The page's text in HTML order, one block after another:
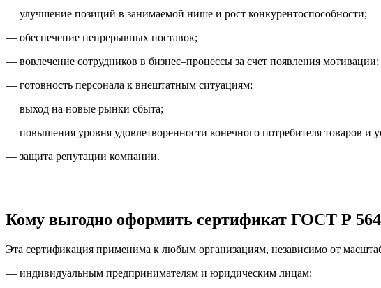
— улучшение позиций в занимаемой нише и рост конкурентоспособности;
— обеспечение непрерывных поставок;
— вовлечение сотрудников в бизнес–процессы за счет появления мотивации;
— готовность персонала к внештатным ситуациям;
— выход на новые рынки сбыта;
— повышения уровня удовлетворенности конечного потребителя товаров и
— защита репутации компании.
Кому выгодно оформить сертификат ГОСТ Р
Эта сертификация применима к любым организациям, независимо от
— индивидуальным предпринимателям и юридическим лицам: